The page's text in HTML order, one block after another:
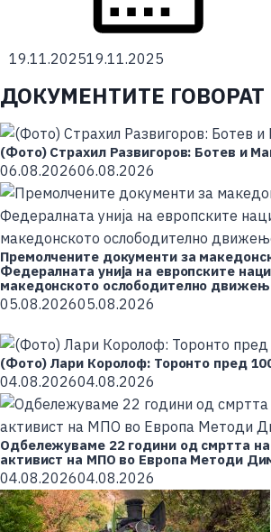
19.11.202519.11.2025
ДОКУМЕНТИТЕ ГОВОРАТ
(Фото) Страхил Развигоров: Ботев и
06.08.202606.08.2026
Премолчените документи за
Федералната унија на европските
македонското ослободително
05.08.202605.08.2026
(Фото) Лари Королоф: Торонто пред
04.08.202604.08.2026
Одбележуваме 22 години од смртта
активист на МПО во Европа Методи
04.08.202604.08.2026